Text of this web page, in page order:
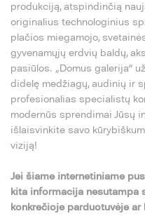
produkciją, atspindinčią
originalius technologinius
plačios miegamojo,
gyvenamųjų erdvių baldų,
pasiūlos. „Domus galerija“
didelę medžiagų, audinių ir
profesionalias specialistų
modernūs sprendimai Jūsų
išlaisvinkite savo
viziją!
Jei šiame internetiniame
kita informacija nesutampa
konkrečioje parduotuvėje